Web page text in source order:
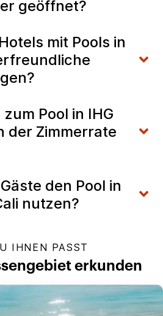
geöffnet?
mit Pools in
Pool in IHG
der Zimmerrate
den Pool in
nutzen?
IHNEN PASST
erkunden